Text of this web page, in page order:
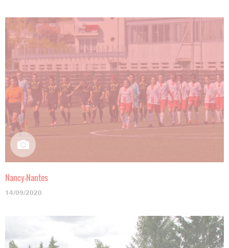
Nancy-Nantes
14/09/2020